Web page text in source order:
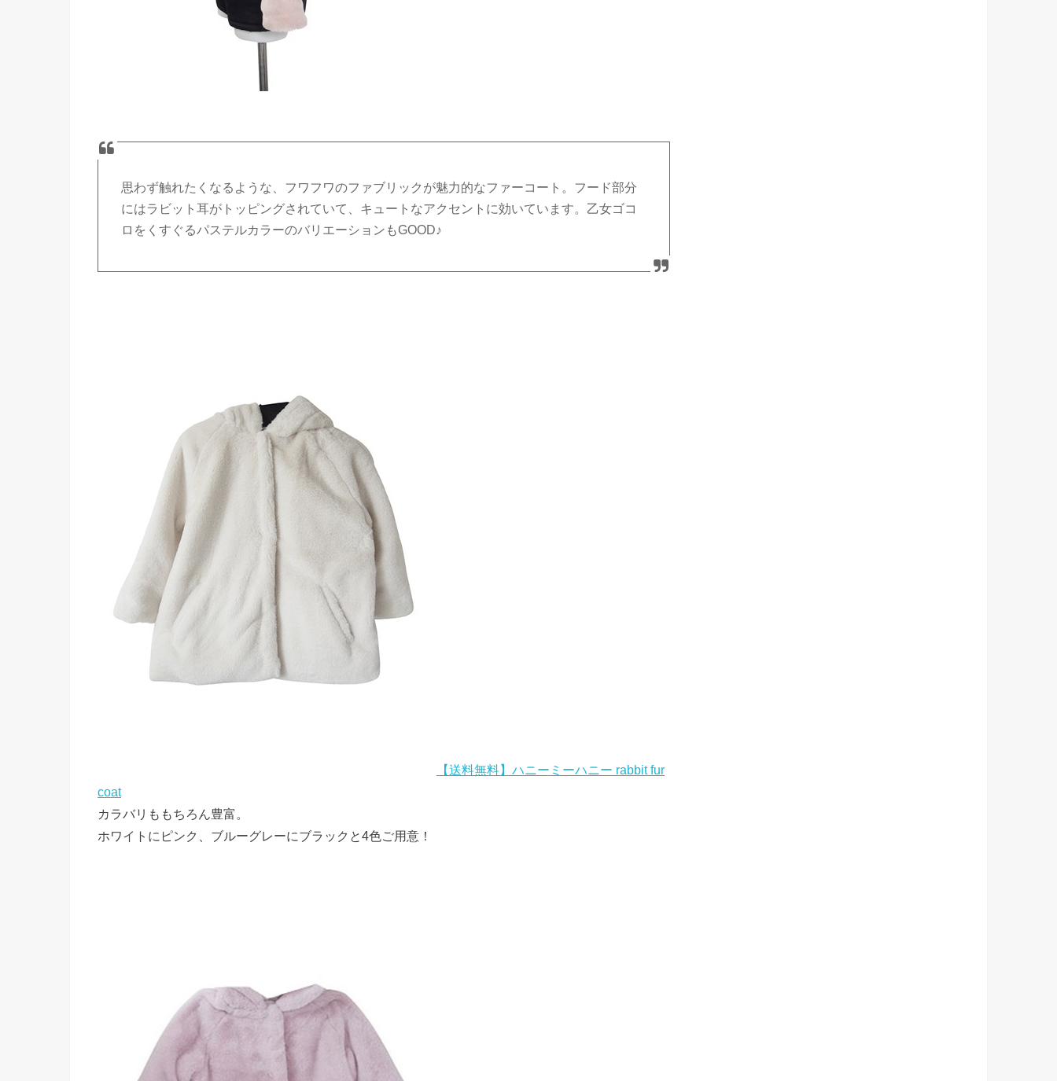
思わず触れたくなるような、フワフワのファブリックが魅力的なファーコート。フード部分
にはラビット耳がトッピングされていて、キュートなアクセントに効いています。乙女ゴコ
ロをくすぐるパステルカラーのバリエーションもGOOD♪
【送料無料】ハニーミーハニー rabbit fur
coat
カラバリももちろん豊富。
ホワイトにピンク、ブルーグレーにブラックと4色ご用意！